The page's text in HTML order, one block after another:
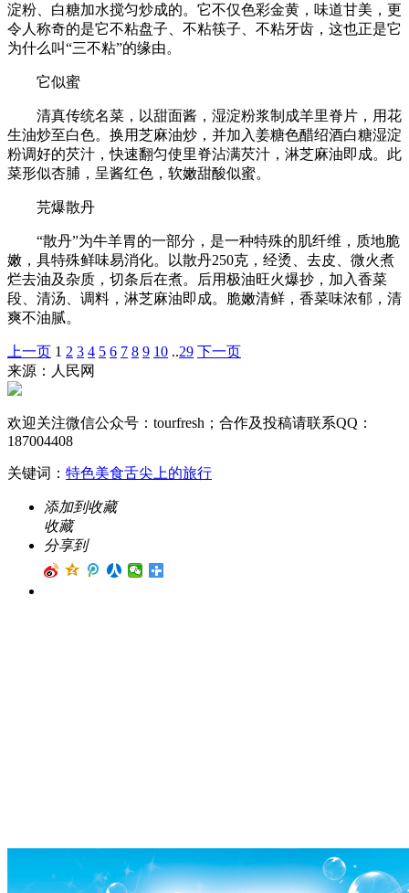
淀粉、白糖加水搅匀炒成的。它不仅色彩金黄，味道甘美，更
令人称奇的是它不粘盘子、不粘筷子、不粘牙齿，这也正是它
为什么叫“三不粘”的缘由。
它似蜜
清真传统名菜，以甜面酱，湿淀粉浆制成羊里脊片，用花
生油炒至白色。换用芝麻油炒，并加入姜糖色醋绍酒白糖湿淀
粉调好的芡汁，快速翻匀使里脊沾满芡汁，淋芝麻油即成。此
菜形似杏脯，呈酱红色，软嫩甜酸似蜜。
芫爆散丹
“散丹”为牛羊胃的一部分，是一种特殊的肌纤维，质地脆
嫩，具特殊鲜味易消化。以散丹250克，经烫、去皮、微火煮
烂去油及杂质，切条后在煮。后用极油旺火爆抄，加入香菜
段、清汤、调料，淋芝麻油即成。脆嫩清鲜，香菜味浓郁，清
爽不油腻。
上一页 1 2 3 4 5 6 7 8 9 10 ..29 下一页
来源：人民网
欢迎关注微信公众号： tourfresh ；合作及投稿请联系QQ：
187004408
关键词： 特色美食舌尖上的旅行
添加到收藏
收藏
分享到